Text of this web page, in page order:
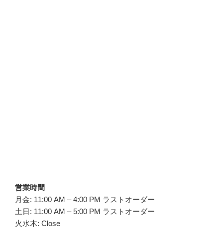
営業時間
月金: 11:00 AM – 4:00 PM ラストオーダー
土日: 11:00 AM – 5:00 PM ラストオーダー
火水木: Close